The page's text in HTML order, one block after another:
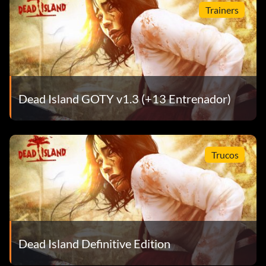
Dedicated student
Objetivo: Alcanzar el nivel 25.
Humanitario
Objetivo: Matar a 50 enemigos humanos.
Originality
Objetivo: Juega en un equipo cooperativo de 4 personajes
jugables diferentes.
First!
Objetivo: Matar a un Suicider con una granada.
Trainers
Dead Island GOTY v1.3 (+13 Entrenador)
Trucos
Dead Island Definitive Edition